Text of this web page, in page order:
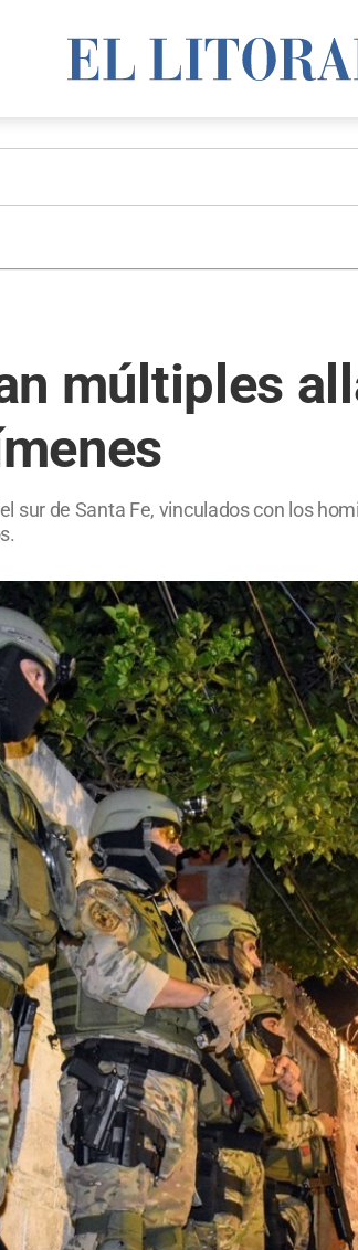
múltiples
sur de Santa Fe, vinculados con los